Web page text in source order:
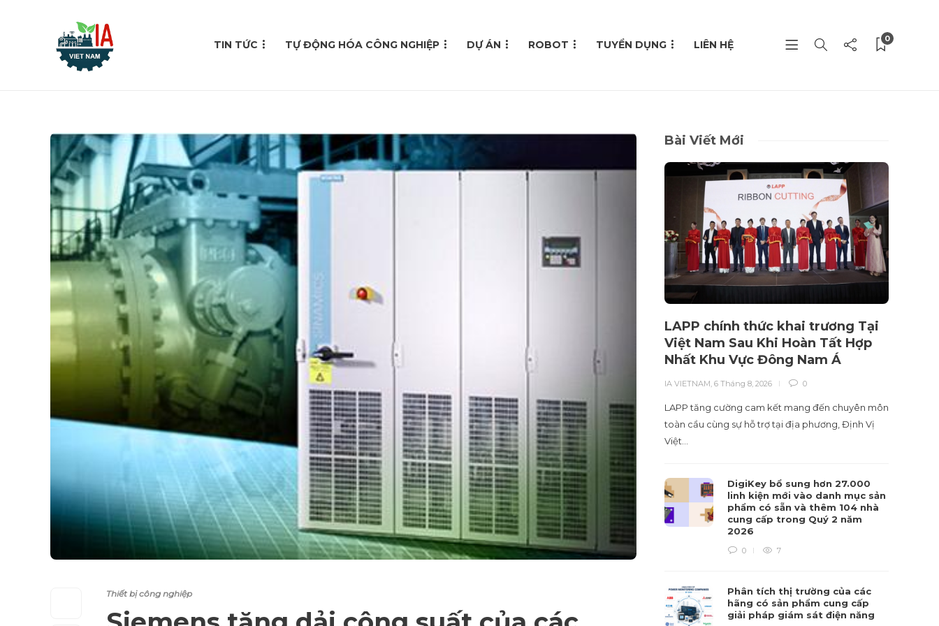
TIN TỨC TỰ ĐỘNG HÓA CÔNG NGHIỆP DỰ ÁN ROBOT TUYỂN DỤNG LIÊN HỆ 0
Thiết bị công nghiệp
Bài Viết Mới
LAPP chính thức khai trương Tại
Việt Nam Sau Khi Hoàn Tất Hợp
Nhất Khu Vực Đông Nam Á
IA VIETNAM ,6 Tháng 8, 2026 0
LAPP tăng cường cam kết mang đến chuyên môn
toàn cầu cùng sự hỗ trợ tại địa phương, Định Vị
Việt…
DigiKey bổ sung hơn 27.000
linh kiện mới vào danh mục sản
phẩm có sẵn và thêm 104 nhà
cung cấp trong Quý 2 năm
2026
0 7
Phân tích thị trường của các
hãng có sản phẩm cung cấp
giải pháp giám sát điện năng